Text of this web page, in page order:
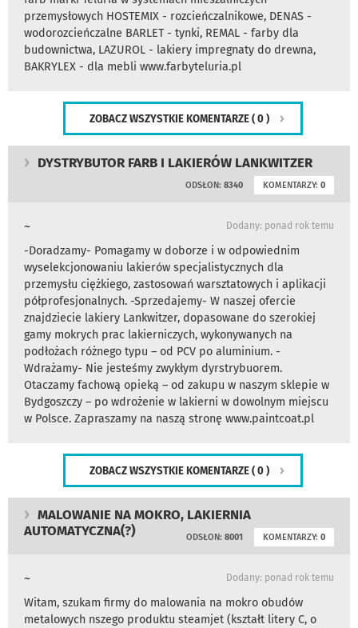
przemysłowych HOSTEMIX - rozcieńczalnikowe, DENAS -
wodorozcieńczalne BARLET - tynki, REMAL - farby dla
budownictwa, LAZUROL - lakiery impregnaty do drewna,
BAKRYLEX - dla mebli www.farbyteluria.pl
ZOBACZ WSZYSTKIE KOMENTARZE ( 0 )
DYSTRYBUTOR FARB I LAKIERÓW LANKWITZER
KOMENTARZY: 0
ODSŁON: 8340
~ Dodany: ponad rok temu
-Doradzamy- Pomagamy w doborze i w odpowiednim
wyselekcjonowaniu lakierów specjalistycznych dla
przemysłu ciężkiego, zastosowań warsztatowych i aplikacji
półprofesjonalnych. -Sprzedajemy- W naszej ofercie
znajdziecie lakiery Lankwitzer, dopasowane do szerokiej
gamy mokrych prac lakierniczych, wykonywanych na
podłożach różnego typu – od PCV po aluminium. -
Wdrażamy- Nie jesteśmy zwykłym dyrstrybuorem.
Otaczamy fachową opieką – od zakupu w naszym sklepie w
Bydgoszczy – po wdrożenie w lakierni w dowolnym miejscu
w Polsce. Zapraszamy na naszą stronę www.paintcoat.pl
ZOBACZ WSZYSTKIE KOMENTARZE ( 0 )
MALOWANIE NA MOKRO, LAKIERNIA
AUTOMATYCZNA(?)
KOMENTARZY: 0
ODSŁON: 8001
~ Dodany: ponad rok temu
Witam, szukam firmy do malowania na mokro obudów
metalowych nszego produktu steamjet (kształt litery C, o